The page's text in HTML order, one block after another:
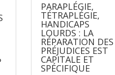
PARAPLÉGIE,
TÉTRAPLÉGIE,
HANDICAPS
LOURDS : LA
RÉPARATION DES
PRÉJUDICES EST
CAPITALE ET
SPÉCIFIQUE